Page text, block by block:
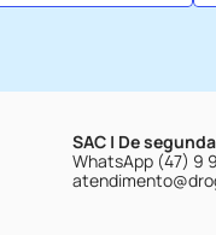
SAC | De
WhatsApp (47) 9